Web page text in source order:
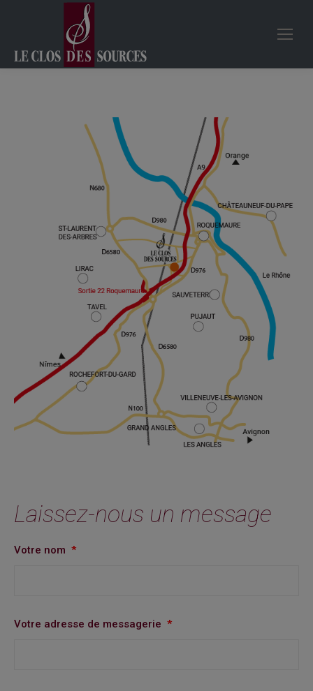
Laissez-nous un message
Votre nom *
Votre adresse de messagerie *